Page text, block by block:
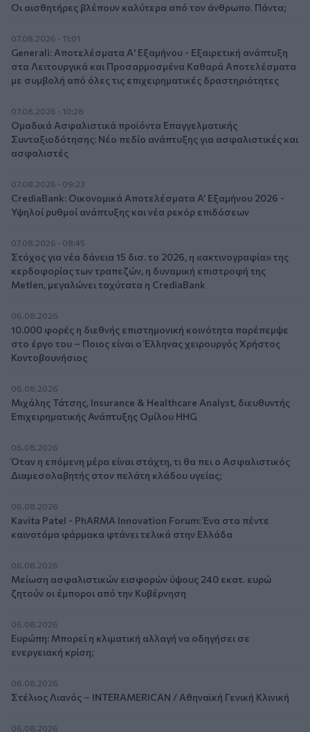
Οι αισθητήρες βλέπουν καλύτερα από τον άνθρωπο. Πάντα;
07.08.2026 - 11:01
Generali: Αποτελέσματα Α' Εξαμήνου - Εξαιρετική ανάπτυξη
στα Λειτουργικά και Προσαρμοσμένα Καθαρά Αποτελέσματα
με συμβολή από όλες τις επιχειρηματικές δραστηριότητες
07.08.2026 - 10:28
Ομαδικά Ασφαλιστικά προϊόντα Επαγγελματικής
Συνταξιοδότησης: Νέο πεδίο ανάπτυξης για ασφαλιστικές και
ασφαλιστές
07.08.2026 - 09:23
CrediaBank: Οικονομικά Αποτελέσματα A’ Εξαμήνου 2026 -
Υψηλοί ρυθμοί ανάπτυξης και νέα ρεκόρ επιδόσεων
07.08.2026 - 08:45
Στόχος για νέα δάνεια 15 δισ. το 2026, η «ακτινογραφία» της
κερδοφορίας των τραπεζών, η δυναμική επιστροφή της
Metlen, μεγαλώνει ταχύτατα η CrediaBank
06.08.2026
10.000 φορές η διεθνής επιστημονική κοινότητα παρέπεμψε
στο έργο του – Ποιος είναι ο Έλληνας χειρουργός Χρήστος
Κοντοβουνήσιος
06.08.2026
Μιχάλης Τάτσης, Insurance & Healthcare Analyst, διευθυντής
Επιχειρηματικής Ανάπτυξης Ομίλου HHG
06.08.2026
Όταν η επόμενη μέρα είναι στάχτη, τι θα πει ο Ασφαλιστικός
Διαμεσολαβητής στον πελάτη κλάδου υγείας;
06.08.2026
Kavita Patel - PhARMA Innovation Forum: Ένα στα πέντε
καινοτόμα φάρμακα φτάνει τελικά στην Ελλάδα
06.08.2026
Μείωση ασφαλιστικών εισφορών ύψους 240 εκατ. ευρώ
ζητούν οι έμποροι από την Κυβέρνηση
06.08.2026
Ευρώπη: Μπορεί η κλιματική αλλαγή να οδηγήσει σε
ενεργειακή κρίση;
06.08.2026
Στέλιος Λιανός – INTERAMERICAN / Αθηναϊκή Γενική Κλινική
06.08.2026